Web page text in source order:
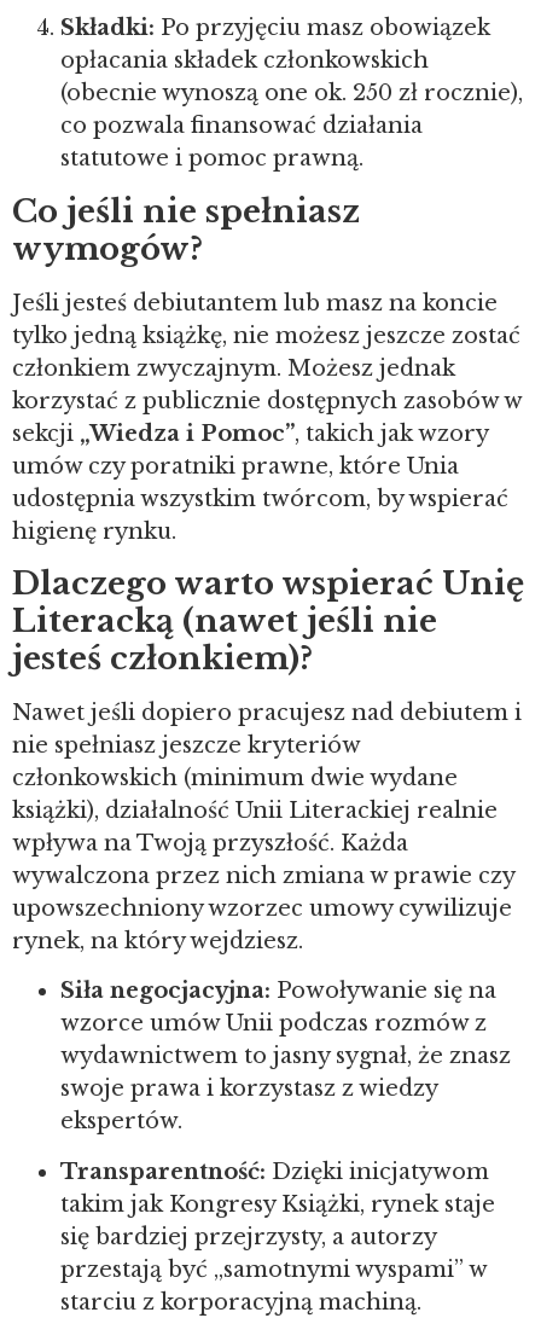
Składki: Po przyjęciu masz obowiązek
opłacania składek członkowskich
(obecnie wynoszą one ok. 250 zł rocznie),
co pozwala finansować działania
statutowe i pomoc prawną.
Co jeśli nie spełniasz
wymogów?
Jeśli jesteś debiutantem lub masz na koncie
tylko jedną książkę, nie możesz jeszcze zostać
członkiem zwyczajnym. Możesz jednak
korzystać z publicznie dostępnych zasobów w
sekcji „Wiedza i Pomoc”, takich jak wzory
umów czy poratniki prawne, które Unia
udostępnia wszystkim twórcom, by wspierać
higienę rynku.
Dlaczego warto wspierać Unię
Literacką (nawet jeśli nie
jesteś członkiem)?
Nawet jeśli dopiero pracujesz nad debiutem i
nie spełniasz jeszcze kryteriów
członkowskich (minimum dwie wydane
książki), działalność Unii Literackiej realnie
wpływa na Twoją przyszłość. Każda
wywalczona przez nich zmiana w prawie czy
upowszechniony wzorzec umowy cywilizuje
rynek, na który wejdziesz.
Siła negocjacyjna: Powoływanie się na
wzorce umów Unii podczas rozmów z
wydawnictwem to jasny sygnał, że znasz
swoje prawa i korzystasz z wiedzy
ekspertów.
Transparentność: Dzięki inicjatywom
takim jak Kongresy Książki, rynek staje
się bardziej przejrzysty, a autorzy
przestają być „samotnymi wyspami” w
starciu z korporacyjną machiną.